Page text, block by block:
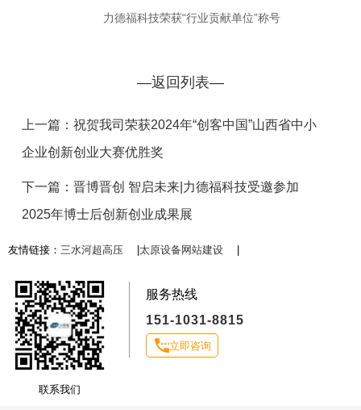
力德福科技荣获“行业贡献单位”称号
—返回列表—
上一篇：祝贺我司荣获2024年“创客中国”山西省中小
企业创新创业大赛优胜奖
下一篇：晋博晋创 智启未来|力德福科技受邀参加
2025年博士后创新创业成果展
友情链接： 三水河超高压 |太原设备网站建设 |
联系我们
服务热线
151-1031-8815
立即咨询